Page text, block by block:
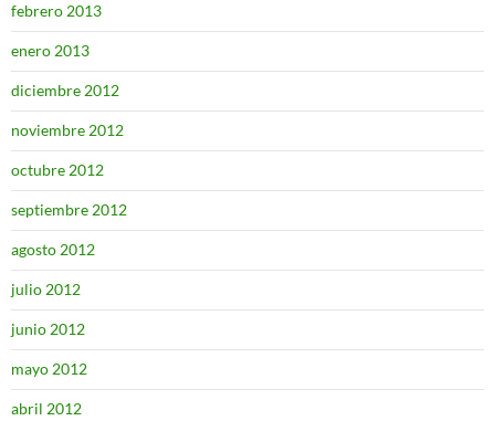
febrero 2013
enero 2013
diciembre 2012
noviembre 2012
octubre 2012
septiembre 2012
agosto 2012
julio 2012
junio 2012
mayo 2012
abril 2012